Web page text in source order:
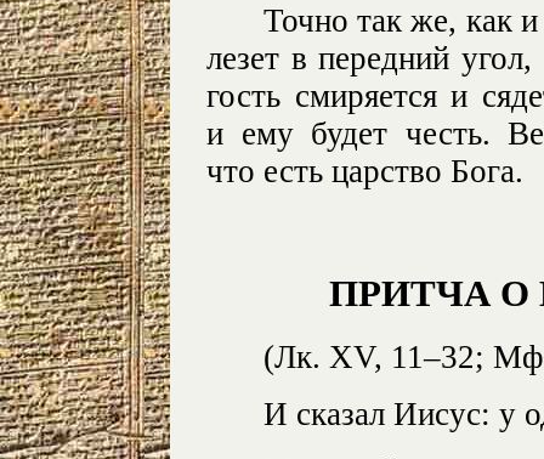
Точно так же, как и
лезет в передний
гость смиряется и
и ему будет честь.
что есть царство Бога.
ПРИТЧА
(Лк. XV, 11–32;
И сказал Иисус: у